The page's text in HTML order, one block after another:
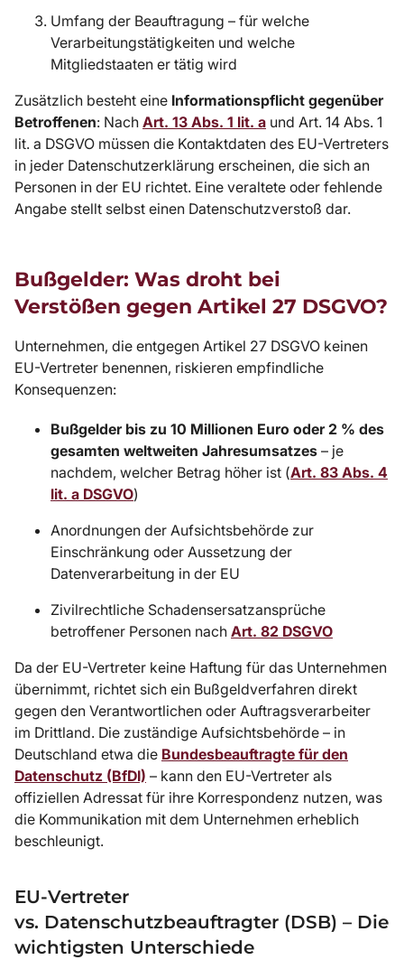
Umfang der Beauftragung – für welche
Verarbeitungstätigkeiten und welche
Mitgliedstaaten er tätig wird
Zusätzlich besteht eine Informationspflicht gegenüber
Betroffenen: Nach Art. 13 Abs. 1 lit. a und Art. 14 Abs. 1
lit. a DSGVO müssen die Kontaktdaten des EU-Vertreters
in jeder Datenschutzerklärung erscheinen, die sich an
Personen in der EU richtet. Eine veraltete oder fehlende
Angabe stellt selbst einen Datenschutzverstoß dar.
Bußgelder: Was droht bei
Verstößen gegen Artikel 27 DSGVO?
Unternehmen, die entgegen Artikel 27 DSGVO keinen
EU-Vertreter benennen, riskieren empfindliche
Konsequenzen:
Bußgelder bis zu 10 Millionen Euro oder 2 % des
gesamten weltweiten Jahresumsatzes – je
nachdem, welcher Betrag höher ist (Art. 83 Abs. 4
lit. a DSGVO)
Anordnungen der Aufsichtsbehörde zur
Einschränkung oder Aussetzung der
Datenverarbeitung in der EU
Zivilrechtliche Schadensersatzansprüche
betroffener Personen nach Art. 82 DSGVO
Da der EU-Vertreter keine Haftung für das Unternehmen
übernimmt, richtet sich ein Bußgeldverfahren direkt
gegen den Verantwortlichen oder Auftragsverarbeiter
im Drittland. Die zuständige Aufsichtsbehörde – in
Deutschland etwa die Bundesbeauftragte für den
Datenschutz (BfDI) – kann den EU-Vertreter als
offiziellen Adressat für ihre Korrespondenz nutzen, was
die Kommunikation mit dem Unternehmen erheblich
beschleunigt.
EU-Vertreter
vs. Datenschutzbeauftragter (DSB) – Die
wichtigsten Unterschiede